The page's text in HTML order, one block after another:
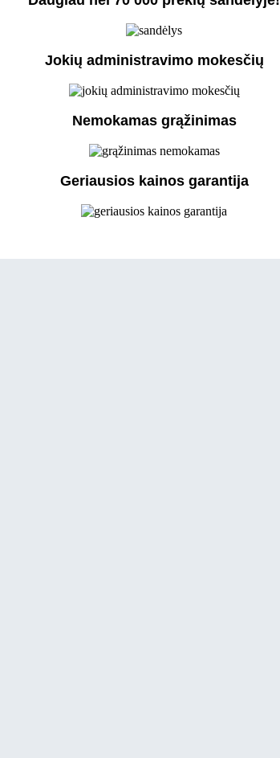
Jokių administravimo mokesčių
Nemokamas grąžinimas
Geriausios kainos garantija